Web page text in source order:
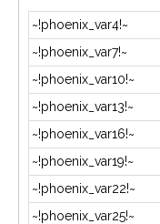
~!phoenix_var4!~
~!phoenix_var7!~
~!phoenix_var10!~
~!phoenix_var13!~
~!phoenix_var16!~
~!phoenix_var19!~
~!phoenix_var22!~
~!phoenix_var25!~